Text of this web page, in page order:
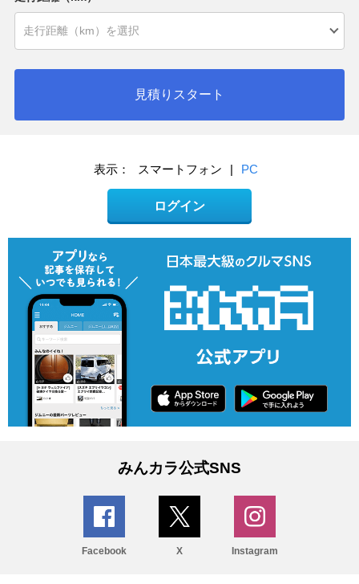
見積りスタート
表示： スマートフォン | PC
ログイン
みんカラ公式SNS
Facebook X Instagram